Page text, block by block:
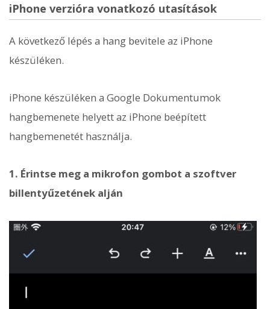
iPhone verzióra vonatkozó utasítások
A következő lépés a hang bevitele az iPhone
készüléken.
iPhone készüléken a Google Dokumentumok
hangbemenete helyett az iPhone beépített
hangbemenetét használja.
1. Érintse meg a mikrofon gombot a szoftver
billentyűzetének alján